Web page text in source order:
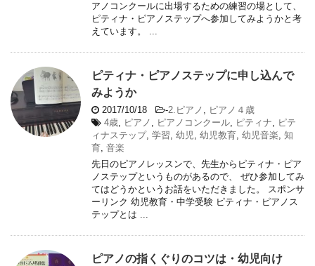
アノコンクールに出場するための練習の場として、
ピティナ・ピアノステップへ参加してみようかと考
えています。 ...
ピティナ・ピアノステップに申し込んで
みようか
2017/10/18 -2.ピアノ , ピアノ４歳
4歳, ピアノ , ピアノコンクール, ピティナ, ピテ
ィナステップ, 学習, 幼児, 幼児教育, 幼児音楽, 知
育, 音楽
先日のピアノレッスンで、先生からピティナ・ピア
ノステップというものがあるので、 ぜひ参加してみ
てはどうかというお話をいただきました。 スポンサ
ーリンク 幼児教育・中学受験 ピティナ・ピアノス
テップとは ...
ピアノの指くぐりのコツは・幼児向け